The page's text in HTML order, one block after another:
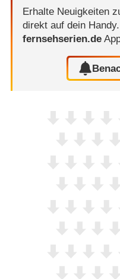
Erhalte Neuigkeiten
direkt auf dein Handy.
fernsehserien.de